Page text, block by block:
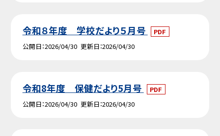
令和８年度 学校だより５月号
PDF
公開日 2026/04/30 更新日 2026/04/30
令和8年度 保健だより5月号
PDF
公開日 2026/04/30 更新日 2026/04/30